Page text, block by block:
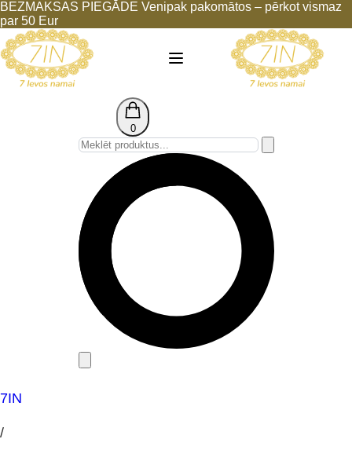
BEZMAKSAS PIEGĀDE Venipak pakomātos – pērkot vismaz
par 50 Eur
0
7IN
/